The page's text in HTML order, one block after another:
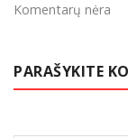
Komentarų nėra
PARAŠYKITE